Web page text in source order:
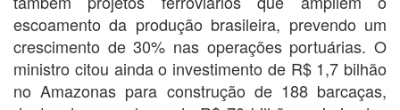
escoamento da produção brasileira, prevendo um
crescimento de 30% nas operações portuárias. O
ministro citou ainda o investimento de R$ 1,7 bilhão
no Amazonas para construção de 188 barcaças,